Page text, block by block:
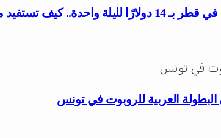
العربية للروبوت في تونس